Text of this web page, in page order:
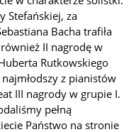
Stefańskiej, za
Bacha trafiła
II nagrodę w
Rutkowskiego
z pianistów
III nagrody w grupie I.
pełną
Państwo na stronie